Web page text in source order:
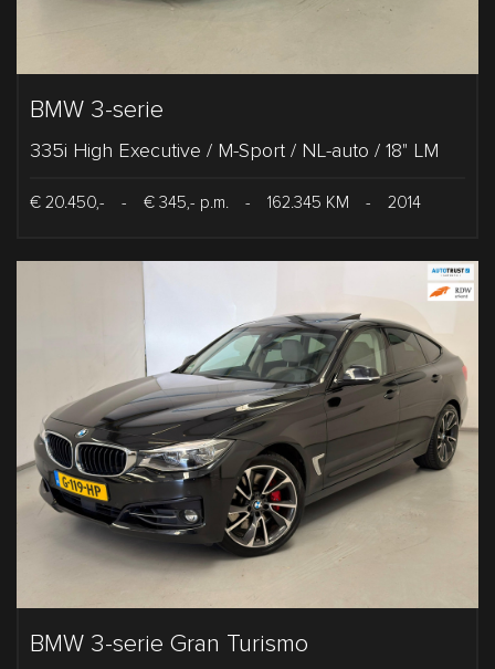
BMW 3-serie
335i High Executive / M-Sport / NL-auto / 18" LM
€ 20.450,- - € 345,- p.m. - 162.345 KM - 2014
BMW 3-serie Gran Turismo